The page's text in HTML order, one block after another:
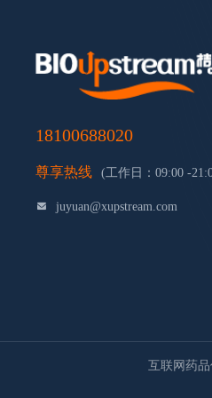
18100688020
尊享热线 (工作日：09:00 -
juyuan@xupstream.com
互联网药